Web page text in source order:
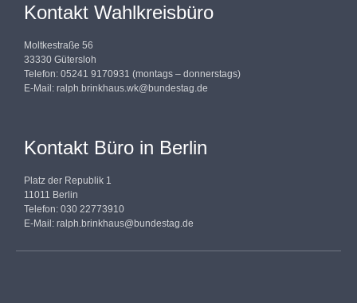
Kontakt Wahlkreisbüro
Moltkestraße 56
33330 Gütersloh
Telefon: 05241 9170931 (montags – donnerstags)
E-Mail: ralph.brinkhaus.wk@bundestag.de
Kontakt Büro in Berlin
Platz der Republik 1
11011 Berlin
Telefon: 030 22773910
E-Mail: ralph.brinkhaus@bundestag.de